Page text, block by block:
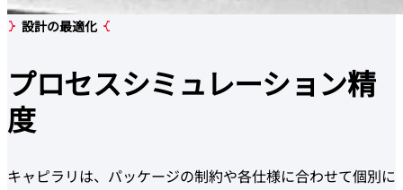
設計の最適化
プロセスシミュレーション精
度
キャピラリは、パッケージの制約や各仕様に合わせて個別に